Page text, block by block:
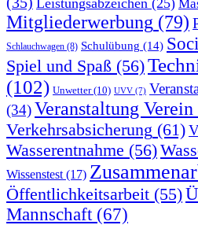
Mitgliederwerbung (79)
Schlauchwagen (8) Schulübung (14)
Spiel und Spaß (56)
(102) Unwetter(10) UVV (7)
(34)Veranstaltung Verein
Verkehrsabsicherung (61)
Wasserentnahme (56)
Wissenstest (17)
Öffentlichkeitsarbeit (55)
Mannschaft (67)